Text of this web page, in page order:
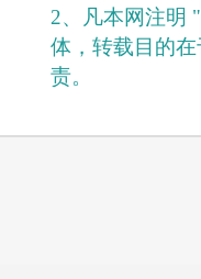
2、凡本网注明
体，转载目的
责。